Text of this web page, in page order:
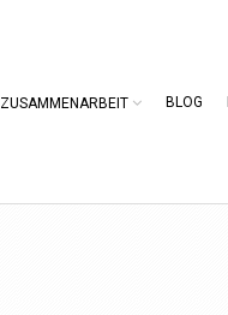
ZUSAMMENARBEIT BLOG